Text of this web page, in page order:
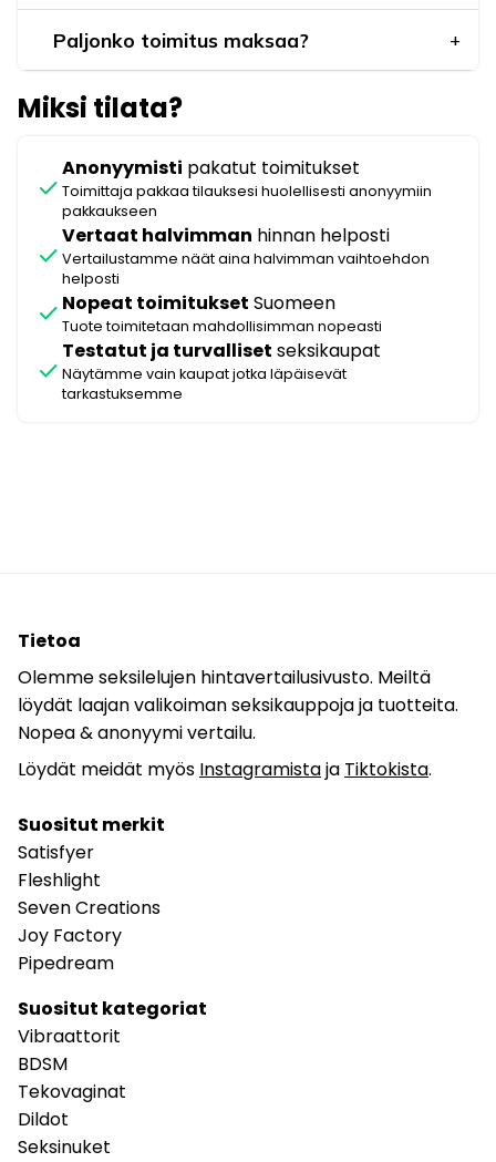
Paljonko toimitus maksaa?
Miksi tilata?
check
Anonyymisti pakatut toimitukset
Toimittaja pakkaa tilauksesi huolellisesti anonyymiin
pakkaukseen
check
Vertaat halvimman hinnan helposti
Vertailustamme näät aina halvimman vaihtoehdon
helposti
check Nopeat toimitukset Suomeen
Tuote toimitetaan mahdollisimman nopeasti
check
Testatut ja turvalliset seksikaupat
Näytämme vain kaupat jotka läpäisevät
tarkastuksemme
Tietoa
Olemme seksilelujen hintavertailusivusto. Meiltä
löydät laajan valikoiman seksikauppoja ja tuotteita.
Nopea & anonyymi vertailu.
Löydät meidät myös Instagramistaja Tiktokista.
Suositut merkit
Satisfyer
Fleshlight
Seven Creations
Joy Factory
Pipedream
Suositut kategoriat
Vibraattorit
BDSM
Tekovaginat
Dildot
Seksinuket